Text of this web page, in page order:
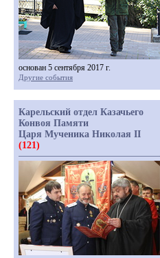
основан 5 сентября 2017 г.
Другие события
Карельский отдел Казачьего
Конвоя Памяти
Царя Мученика Николая II
(121)